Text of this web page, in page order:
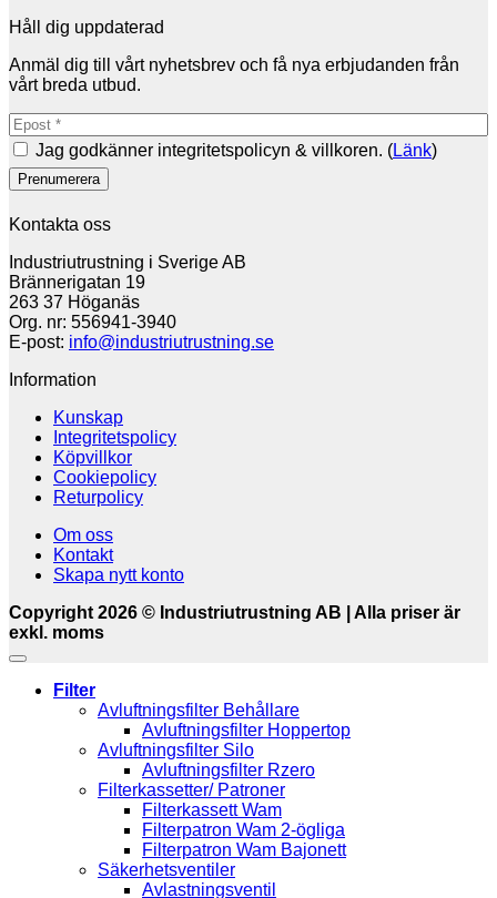
Håll dig uppdaterad
Anmäl dig till vårt nyhetsbrev och få nya erbjudanden från
vårt breda utbud.
Jag godkänner integritetspolicyn & villkoren. (Länk)
Kontakta oss
Industriutrustning i Sverige AB
Brännerigatan 19
263 37 Höganäs
Org. nr: 556941-3940
E-post: info@industriutrustning.se
Information
Kunskap
Integritetspolicy
Köpvillkor
Cookiepolicy
Returpolicy
Om oss
Kontakt
Skapa nytt konto
Copyright 2026 © Industriutrustning AB | Alla priser är
exkl. moms
Filter
Avluftningsfilter Behållare
Avluftningsfilter Hoppertop
Avluftningsfilter Silo
Avluftningsfilter Rzero
Filterkassetter/ Patroner
Filterkassett Wam
Filterpatron Wam 2-ögliga
Filterpatron Wam Bajonett
Säkerhetsventiler
Avlastningsventil